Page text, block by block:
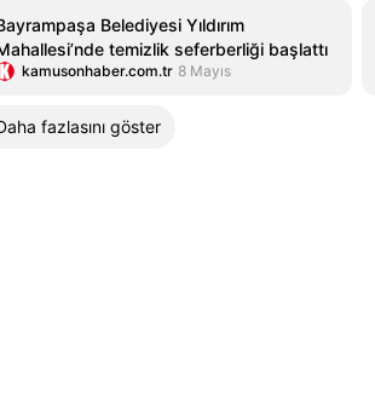
Belediyesi Yıldırım
temizlik seferberliği başlattı
kamusonhaber.com.tr 8 Mayıs
fazlasını göster